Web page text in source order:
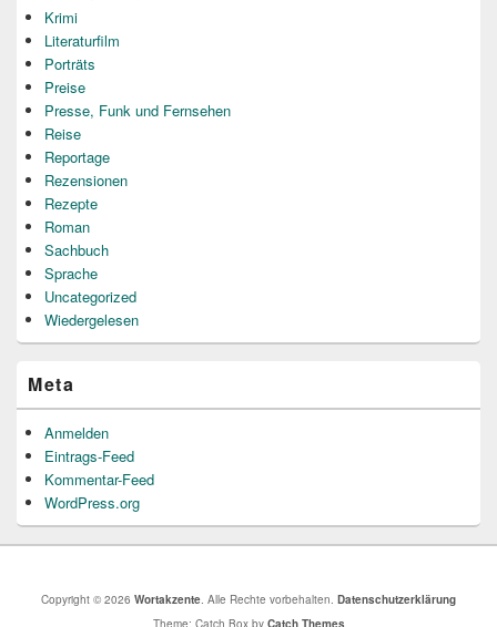
Krimi
Literaturfilm
Porträts
Preise
Presse, Funk und Fernsehen
Reise
Reportage
Rezensionen
Rezepte
Roman
Sachbuch
Sprache
Uncategorized
Wiedergelesen
Meta
Anmelden
Eintrags-Feed
Kommentar-Feed
WordPress.org
Copyright © 2026 Wortakzente. Alle Rechte vorbehalten. Datenschutzerklärung